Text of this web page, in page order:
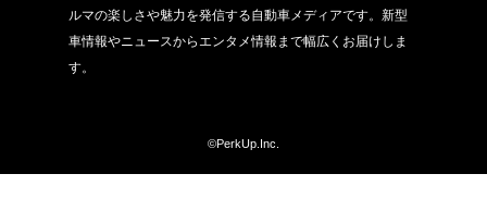
ルマの楽しさや魅力を発信する自動車メディアです。新型
車情報やニュースからエンタメ情報まで幅広くお届けしま
す。
©PerkUp.Inc.